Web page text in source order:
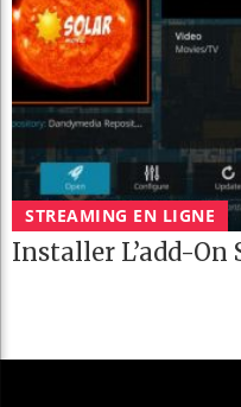
STREAMING EN LIGNE
Installer L’add-On